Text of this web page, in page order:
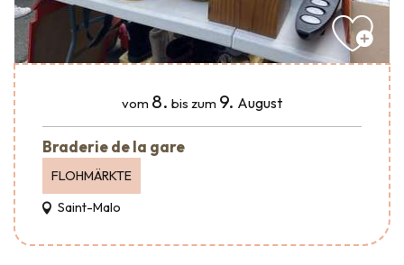
vom 8. bis zum 9. August
Braderie de la gare
FLOHMÄRKTE
Saint-Malo